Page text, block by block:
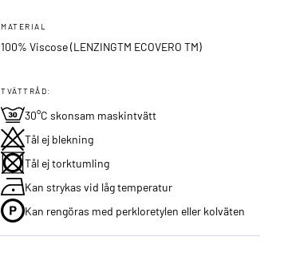
MATERIAL
100% Viscose (LENZINGTM ECOVERO TM)
TVÄTTRÅD:
30°C skonsam maskintvätt
Tål ej blekning
Tål ej torktumling
Kan strykas vid låg temperatur
Kan rengöras med perkloretylen eller kolväten